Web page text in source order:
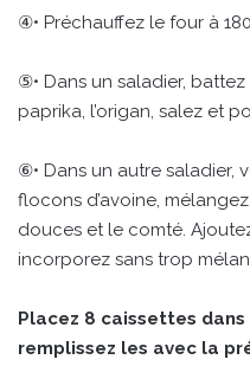
④• Préchauffez le four à
⑤• Dans un saladier,
paprika, l’origan, salez et
⑥• Dans un autre saladier,
flocons d’avoine,
douces et le comté.
incorporez sans trop
Placez 8 caissettes
remplissez les avec la